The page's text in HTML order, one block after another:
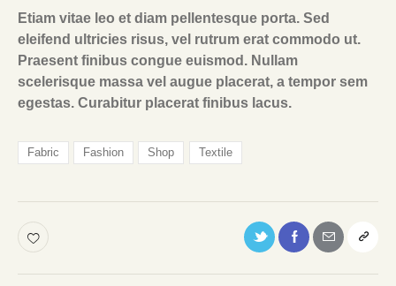
Etiam vitae leo et diam pellentesque porta. Sed
eleifend ultricies risus, vel rutrum erat commodo ut.
Praesent finibus congue euismod. Nullam
scelerisque massa vel augue placerat, a tempor sem
egestas. Curabitur placerat finibus lacus.
Fabric Fashion Shop Textile